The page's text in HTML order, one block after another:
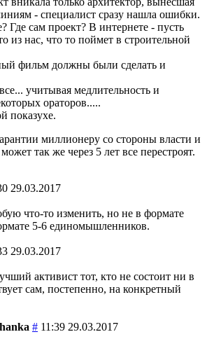
- специалист сразу нашла ошибки.
Где сам проект? В интернете - пусть
из нас, что то поймет в строительной
фильм должны были сделать и
учитывая медлительность и
ораторов.....
показухе.
миллионеру со стороны власти и
так же через 5 лет все перестроят.
29.03.2017
что-то изменить, но не в формате
5-6 единомышленников.
29.03.2017
активист тот, кто не состоит ни в
сам, постепенно, на конкретный
# 11:39 29.03.2017